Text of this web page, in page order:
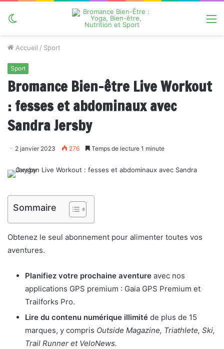
Accueil / Sport
Sport
Bromance Bien-être Live Workout
: fesses et abdominaux avec
Sandra Jersby
2 janvier 2023 276 Temps de lecture 1 minute
Sommaire
Obtenez le seul abonnement pour alimenter toutes vos
aventures.
Planifiez votre prochaine aventure avec nos
applications GPS premium : Gaia GPS Premium et
Trailforks Pro.
Lire du contenu numérique illimité de plus de 15
marques, y compris Outside Magazine, Triathlete, Ski,
Trail Runner et VeloNews.